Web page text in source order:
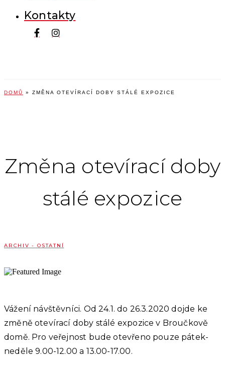
Kontakty
DOMŮ » ZMĚNA OTEVÍRACÍ DOBY STÁLÉ EXPOZICE
Změna otevírací doby
stálé expozice
ARCHIV - OSTATNÍ
Vážení návštěvníci. Od 24.1. do 26.3.2020 dojde ke
změně otevírací doby stálé expozice v Broučkově
domě. Pro veřejnost bude otevřeno pouze pátek-
neděle 9.00-12.00 a 13.00-17.00.